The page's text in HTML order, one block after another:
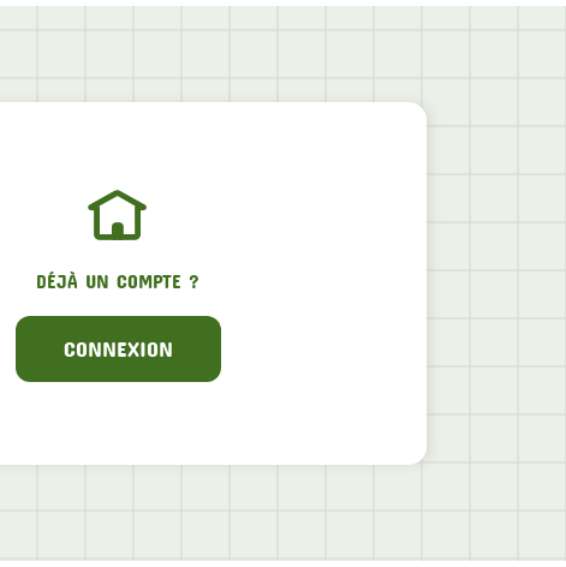
DÉJÀ UN COMPTE ?
CONNEXION